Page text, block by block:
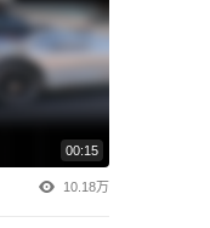
00:15
10.18万